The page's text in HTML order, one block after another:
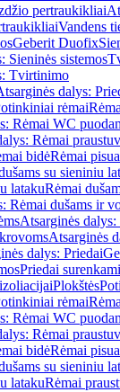
pertraukikliai
Vandens
Geberit Duofix
Sieninės sistemos
Tvirtinimo
dalys:
rėmai
Rėmai WC
Rėmai
bidėRėmai
su sieniniu
latakuRėmai
Rėmai dušams ir
Atsarginės dalys:
Atsarginės
dalys: Priedai
Priedai
Plokštės
rėmai
Rėmai WC
Rėmai
bidėRėmai
su sieniniu
latakuRėmai